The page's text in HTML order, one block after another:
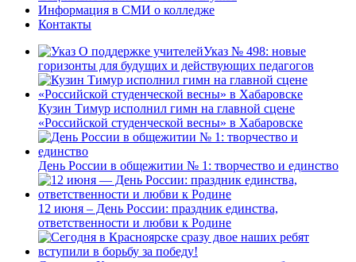
Информация в СМИ о колледже
Контакты
Указ № 498: новые
горизонты для будущих и действующих педагогов
Кузин Тимур исполнил гимн на главной сцене
«Российской студенческой весны» в Хабаровске
День России в общежитии № 1: творчество и единство
12 июня – День России: праздник единства,
ответственности и любви к Родине